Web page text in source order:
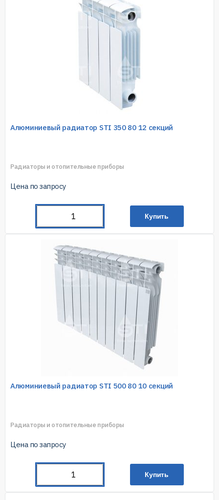
Алюминиевый радиатор STI 350 80 12 секций
Радиаторы и отопительные приборы
Цена по запросу
Купить
Алюминиевый радиатор STI 500 80 10 секций
Радиаторы и отопительные приборы
Цена по запросу
Купить